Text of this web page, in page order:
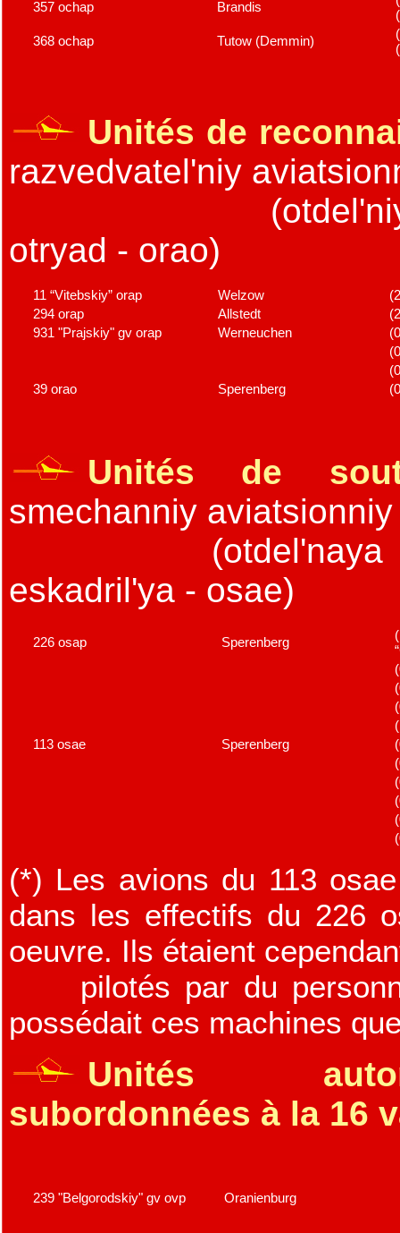
357 ochap Brandis
368 ochap
Tutow (Demmin)
Unités de
razvedvatel'niy
otryad - orao)
11 “Vitebskiy” orap Welzow
294 orap
Allstedt
931 "Prajskiy" gv orap
Werneuchen
39 orao
Sperenberg
Unités de
smechanniy
eskadril'ya - osae)
226 osap Sperenberg
113 osae
Sperenberg
(*) Les avions du 113
dans les effectifs du 226
oeuvre. Ils étaient
pilotés par du
possédait ces machines
Unités
subordonnées à la 16
239 "Belgorodskiy" gv ovp Oranienburg